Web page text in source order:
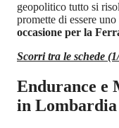
geopolitico tutto si
promette di essere
occasione per la
Scorri tra le schede
Endurance e
in Lombardia